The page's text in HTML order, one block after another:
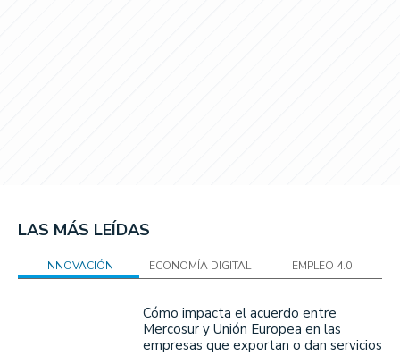
LAS MÁS LEÍDAS
INNOVACIÓN ECONOMÍA DIGITAL EMPLEO 4.0
Cómo impacta el acuerdo entre
Mercosur y Unión Europea en las
empresas que exportan o dan servicios